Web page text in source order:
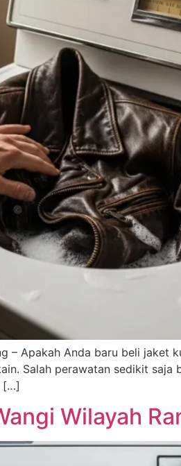
– Apakah Anda baru beli
Salah perawatan sedikit saja
[…]
Wilayah